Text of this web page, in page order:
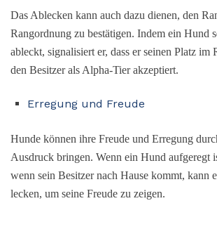
Das Ablecken kann auch dazu dienen, den
Rangordnung zu bestätigen. Indem ein Hund
ableckt, signalisiert er, dass er seinen Platz im
den Besitzer als Alpha-Tier akzeptiert.
Erregung und Freude
Hunde können ihre Freude und Erregung
Ausdruck bringen. Wenn ein Hund aufgeregt
wenn sein Besitzer nach Hause kommt, kann
lecken, um seine Freude zu zeigen.